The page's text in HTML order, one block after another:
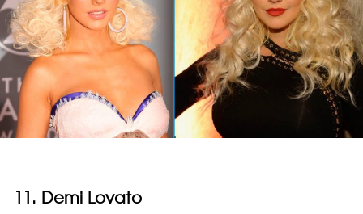
11. Demi Lovato